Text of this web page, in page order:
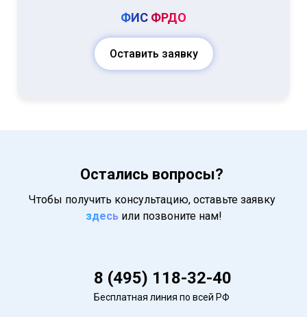
ФИС ФРДО
Оставить заявку
Остались вопросы?
Чтобы получить консультацию, оставьте заявку
здесь или позвоните нам!
8 (495) 118-32-40
Бесплатная линия по всей РФ